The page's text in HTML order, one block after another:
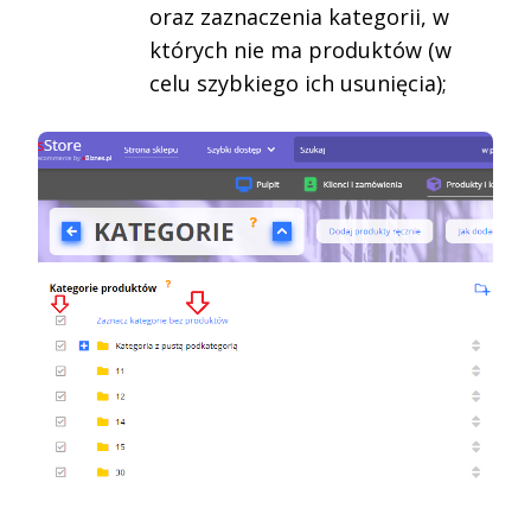
oraz zaznaczenia kategorii, w
których nie ma produktów (w
celu szybkiego ich usunięcia);